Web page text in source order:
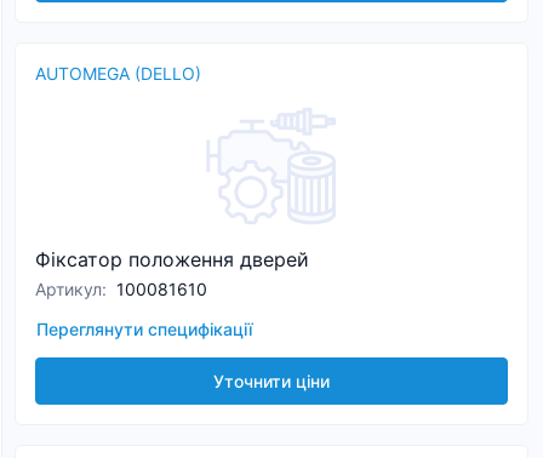
AUTOMEGA (DELLO)
Фіксатор положення дверей
Артикул: 100081610
Переглянути специфікації
Уточнити ціни